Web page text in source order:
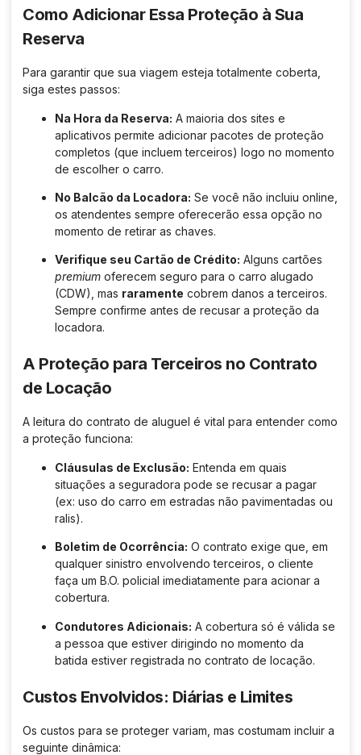
Como Adicionar Essa Proteção à Sua
Reserva
Para garantir que sua viagem esteja totalmente coberta,
siga estes passos:
Na Hora da Reserva: A maioria dos sites e
aplicativos permite adicionar pacotes de proteção
completos (que incluem terceiros) logo no momento
de escolher o carro.
No Balcão da Locadora: Se você não incluiu online,
os atendentes sempre oferecerão essa opção no
momento de retirar as chaves.
Verifique seu Cartão de Crédito: Alguns cartões
premium oferecem seguro para o carro alugado
(CDW), mas raramente cobrem danos a terceiros.
Sempre confirme antes de recusar a proteção da
locadora.
A Proteção para Terceiros no Contrato
de Locação
A leitura do contrato de aluguel é vital para entender como
a proteção funciona:
Cláusulas de Exclusão: Entenda em quais
situações a seguradora pode se recusar a pagar
(ex: uso do carro em estradas não pavimentadas ou
ralis).
Boletim de Ocorrência: O contrato exige que, em
qualquer sinistro envolvendo terceiros, o cliente
faça um B.O. policial imediatamente para acionar a
cobertura.
Condutores Adicionais: A cobertura só é válida se
a pessoa que estiver dirigindo no momento da
batida estiver registrada no contrato de locação.
Custos Envolvidos: Diárias e Limites
Os custos para se proteger variam, mas costumam incluir a
seguinte dinâmica: